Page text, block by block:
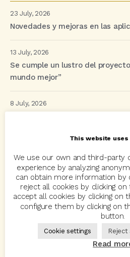
23 July, 2026
Novedades y mejoras en las
13 July, 2026
Se cumple un lustro del
mundo mejor”
8 July, 2026
2 July, 2026
Moderación generalizada en la
con fuerte impulso en Salud
23 June, 2026
Codeoscopic y VASS sellan una
revolucionar la distribución de
This website
We use our own and third-party
experience by analyzing
can obtain more information by
reject all cookies by clicking on
accept all cookies by clicking on
configure them by clicking on
button.
Cookie settings Reject
Read